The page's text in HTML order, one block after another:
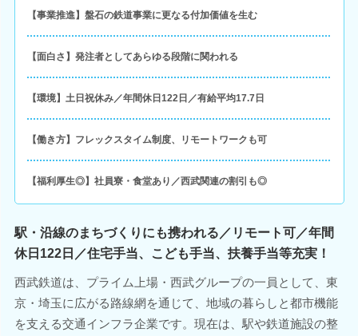
【事業推進】盤石の鉄道事業に更なる付加価値を生む
【面白さ】発注者としてあらゆる段階に関われる
【環境】土日祝休み／年間休日122日／有給平均17.7日
【働き方】フレックスタイム制度、リモートワークも可
【福利厚生◎】社員寮・食堂あり／西武関連の割引も◎
駅・沿線のまちづくりにも携われる／リモート可／年間
休日122日／住宅手当、こども手当、扶養手当等充実！
西武鉄道は、プライム上場・西武グループの一員として、東
京・埼玉に広がる路線網を通じて、地域の暮らしと都市機能
を支える交通インフラ企業です。現在は、駅や鉄道施設の整